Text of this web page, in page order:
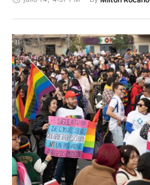
Nueva Escuela …